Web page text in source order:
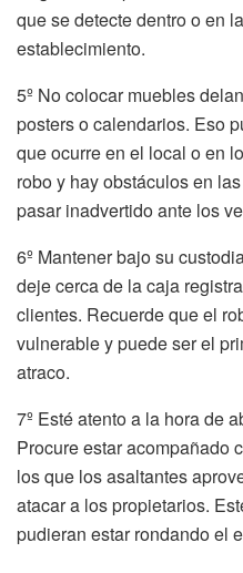
que se detecte dentro o en
establecimiento.
5º No colocar muebles
posters o calendarios. Eso
que ocurre en el local o en
robo y hay obstáculos en
pasar inadvertido ante los
6º Mantener bajo su
deje cerca de la caja
clientes. Recuerde que el
vulnerable y puede ser el
atraco.
7º Esté atento a la hora de
Procure estar acompañado
los que los asaltantes
atacar a los propietarios.
pudieran estar rondando el